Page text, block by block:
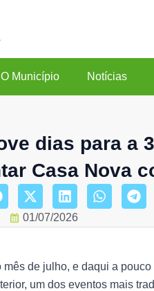
O Município Notícias
dias para a
Casa Nova
01/07/2026
mês de julho, e daqui a
um dos eventos mais